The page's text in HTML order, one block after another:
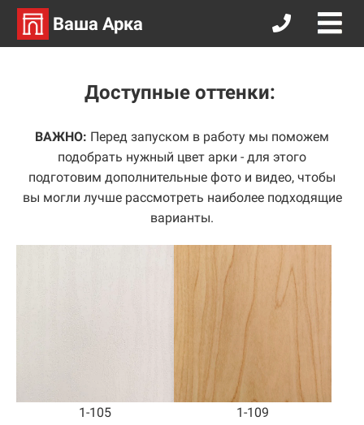
Ваша Арка
Доступные оттенки:
ВАЖНО: Перед запуском в работу мы поможем
подобрать нужный цвет арки - для этого
подготовим дополнительные фото и видео, чтобы
вы могли лучше рассмотреть наиболее подходящие
варианты.
1-105 1-109